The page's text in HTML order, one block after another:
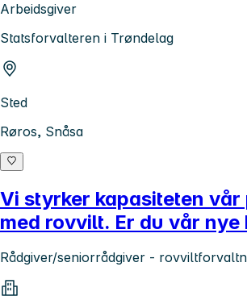
Arbeidsgiver
Statsforvalteren i Trøndelag
Sted
Røros, Snåsa
Vi styrker kapasiteten vår
med rovvilt. Er du vår nye
Rådgiver/seniorrådgiver -